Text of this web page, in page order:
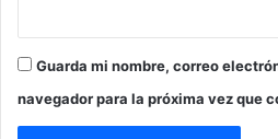
Guarda mi nombre, correo
navegador para la próxima vez que